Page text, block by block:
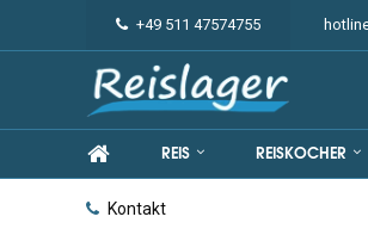
+49 511 47574755
REIS REISKOCHER
Kontakt